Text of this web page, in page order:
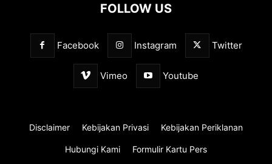
FOLLOW US
Facebook Instagram Twitter
Vimeo Youtube
Disclaimer Kebijakan Privasi Kebijakan Periklanan
Hubungi Kami Formulir Kartu Pers